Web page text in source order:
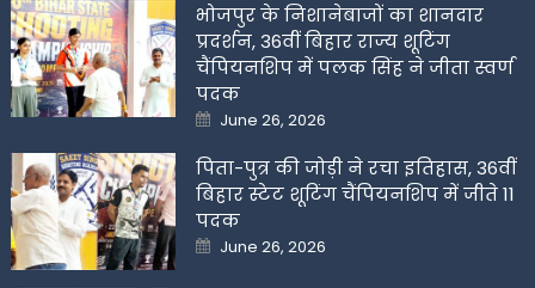
भोजपुर के निशानेबाजों का शानदार
प्रदर्शन, 36वीं बिहार राज्य शूटिंग
चैंपियनशिप में पलक सिंह ने जीता स्वर्ण
पदक
Posted
on
June 26, 2026
पिता-पुत्र की जोड़ी ने रचा इतिहास, 36वीं
बिहार स्टेट शूटिंग चैंपियनशिप में जीते 11
पदक
Posted
on
June 26, 2026